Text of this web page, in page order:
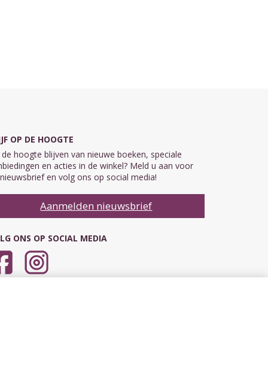
OP DE HOOGTE
hoogte blijven van nieuwe boeken, speciale
en acties in de winkel? Meld u aan voor
en volg ons op social media!
Aanmelden nieuwsbrief
ONS OP SOCIAL MEDIA